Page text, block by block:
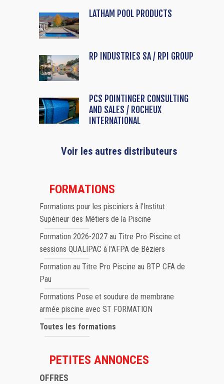
LATHAM POOL PRODUCTS
RP INDUSTRIES SA / RPI GROUP
PCS POINTINGER CONSULTING
AND SALES / ROCHEUX
INTERNATIONAL
Voir les autres distributeurs
FORMATIONS
Formations pour les pisciniers à l'Institut
Supérieur des Métiers de la Piscine
Formation 2026-2027 au Titre Pro Piscine et
sessions QUALIPAC à l'AFPA de Béziers
Formation au Titre Pro Piscine au BTP CFA de
Pau
Formations Pose et soudure de membrane
armée piscine avec ST FORMATION
Toutes les formations
PETITES ANNONCES
OFFRES